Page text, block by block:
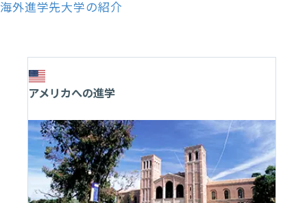
海外進学先大学の紹介
アメリカへの進学